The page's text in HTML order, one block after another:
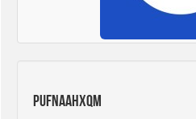
pufnaahxqm